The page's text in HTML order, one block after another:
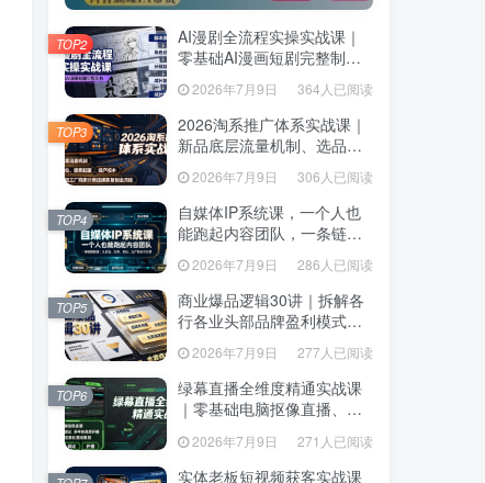
AI漫剧全流程实操实战课｜
零基础AI漫画短剧完整制
作、脚本出图成片全链路落
2026年7月9日 364人已阅读
TOP2
2026淘系推广体系实战课｜
新品底层流量机制、选品定
位、搜索起量、投产控本、
新店老店工厂商家分赛道爆
款全流程
2026年7月9日 306人已阅读
TOP3
自媒体IP系统课，一个人也
能跑起内容团队，一条链路
跑通，从定位、热点、表
达、生产到发布托管
2026年7月9日 286人已阅读
TOP4
商业爆品逻辑30讲｜拆解各
行各业头部品牌盈利模式，
吃透爆品打造、低成本传
播、长效变现全套商业思维
课
2026年7月9日 277人已阅读
TOP5
绿幕直播全维度精通实战课
｜零基础电脑抠像直播、
OBS高阶调试、多平台高清
开播、直播间视觉美化落地
教程
2026年7月9日 271人已阅读
TOP6
AI漫剧全流程实操实战课｜
零基础AI漫画短剧完整制
作、脚本出图成片全链路落
地教程
2026年7月9日 364人已阅读
TOP2
2026淘系推广体系实战课｜
新品底层流量机制、选品定
位、搜索起量、投产控本、
新店老店工厂商家分赛道爆
款全流程
2026年7月9日 306人已阅读
TOP3
自媒体IP系统课，一个人也
能跑起内容团队，一条链路
跑通，从定位、热点、表
达、生产到发布托管
2026年7月9日 286人已阅读
TOP4
商业爆品逻辑30讲｜拆解各
行各业头部品牌盈利模式，
吃透爆品打造、低成本传
播、长效变现全套商业思维
课
2026年7月9日 277人已阅读
TOP5
绿幕直播全维度精通实战课
｜零基础电脑抠像直播、
开播、直播间视觉美化落地
教程
2026年7月9日 271人已阅读
TOP6
实体老板短视频获客实战课